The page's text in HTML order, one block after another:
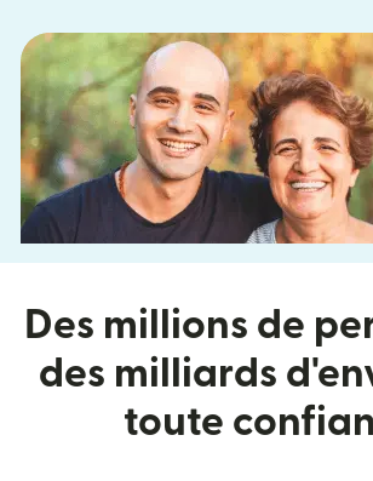
Des millions de
des milliards
toute